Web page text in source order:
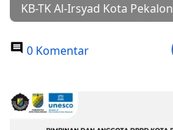
KB-TK Al-Irsyad Kota
0 Komentar